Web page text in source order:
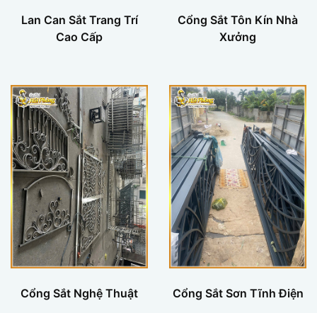
Lan Can Sắt Trang Trí
Cao Cấp
Cổng Sắt Tôn Kín Nhà
Xưởng
Cổng Sắt Nghệ Thuật Cổng Sắt Sơn Tĩnh Điện